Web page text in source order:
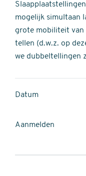
mogelijk simultaan
grote mobiliteit van
tellen (d.w.z. op
we dubbeltellingen
Datum
Aanmelden